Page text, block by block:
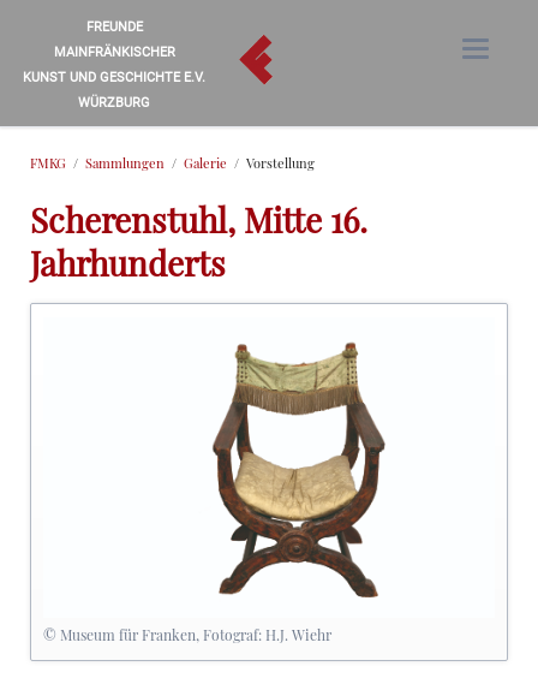
FREUNDE
MAINFRÄNKISCHER
KUNST UND GESCHICHTE E.V.
WÜRZBURG
FMKG Sammlungen Galerie Vorstellung
Scherenstuhl, Mitte 16.
Jahrhunderts
© Museum für Franken, Fotograf: H.J. Wiehr